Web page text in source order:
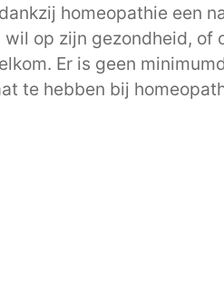
homeopathie een
op zijn gezondheid, of
Er is geen
te hebben bij